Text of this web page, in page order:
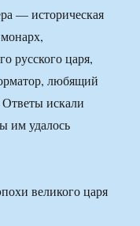
— историческая
русского царя,
любящий
искали
им удалось